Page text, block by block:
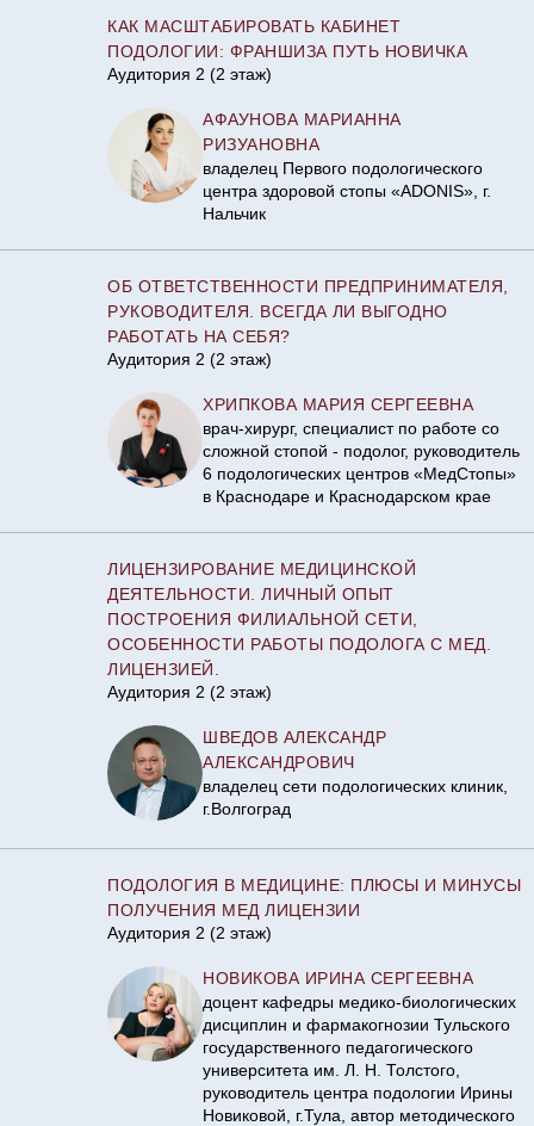
КАК МАСШТАБИРОВАТЬ КАБИНЕТ
ПОДОЛОГИИ: ФРАНШИЗА ПУТЬ НОВИЧКА
Аудитория 2 (2 этаж)
АФАУНОВА МАРИАННА
РИЗУАНОВНА
владелец Первого подологического
центра здоровой стопы «ADONIS», г.
Нальчик
ОБ ОТВЕТСТВЕННОСТИ ПРЕДПРИНИМАТЕЛЯ,
РУКОВОДИТЕЛЯ. ВСЕГДА ЛИ ВЫГОДНО
РАБОТАТЬ НА СЕБЯ?
Аудитория 2 (2 этаж)
ХРИПКОВА МАРИЯ СЕРГЕЕВНА
врач-хирург, специалист по работе со
сложной стопой - подолог, руководитель
6 подологических центров «МедСтопы»
в Краснодаре и Краснодарском крае
ЛИЦЕНЗИРОВАНИЕ МЕДИЦИНСКОЙ
ДЕЯТЕЛЬНОСТИ. ЛИЧНЫЙ ОПЫТ
ПОСТРОЕНИЯ ФИЛИАЛЬНОЙ СЕТИ,
ОСОБЕННОСТИ РАБОТЫ ПОДОЛОГА С МЕД.
ЛИЦЕНЗИЕЙ.
Аудитория 2 (2 этаж)
ШВЕДОВ АЛЕКСАНДР
АЛЕКСАНДРОВИЧ
владелец сети подологических клиник,
г.Волгоград
ПОДОЛОГИЯ В МЕДИЦИНЕ: ПЛЮСЫ И МИНУСЫ
ПОЛУЧЕНИЯ МЕД ЛИЦЕНЗИИ
Аудитория 2 (2 этаж)
НОВИКОВА ИРИНА СЕРГЕЕВНА
доцент кафедры медико-биологических
дисциплин и фармакогнозии Тульского
государственного педагогического
университета им. Л. Н. Толстого,
руководитель центра подологии Ирины
Новиковой, г.Тула, автор методического